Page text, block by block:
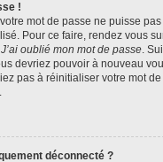
!
mot de passe ne puisse pas
Pour ce faire, rendez vous
J’ai oublié mon mot de passe.
devriez pouvoir à nouveau
pas à réinitialiser votre mot
déconnecté ?